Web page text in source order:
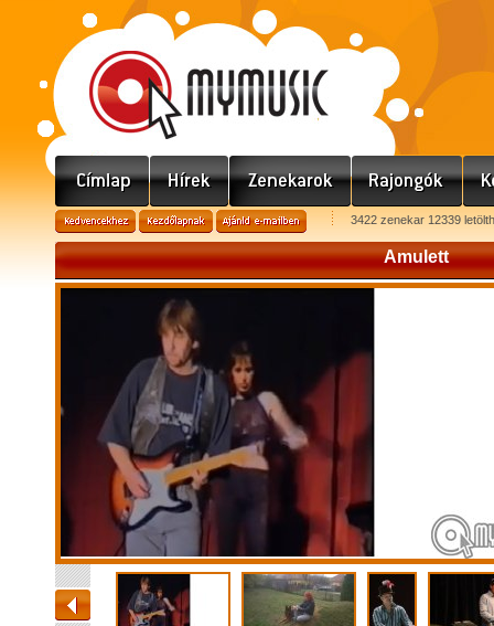
3422 zenekar 12339
Amulett